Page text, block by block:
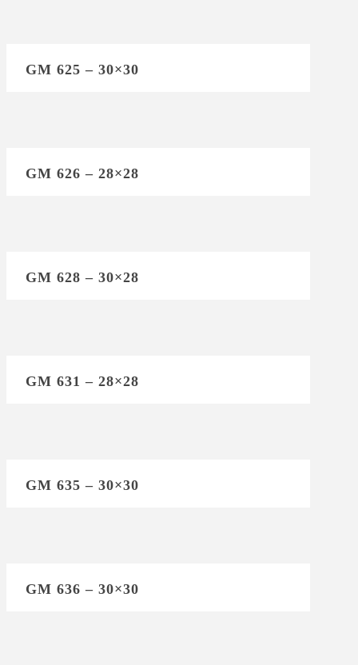
GM 625 – 30×30
GM 626 – 28×28
GM 628 – 30×28
GM 631 – 28×28
GM 635 – 30×30
GM 636 – 30×30